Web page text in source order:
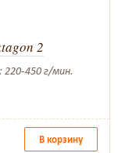
2
450 г/мин.
В корзину